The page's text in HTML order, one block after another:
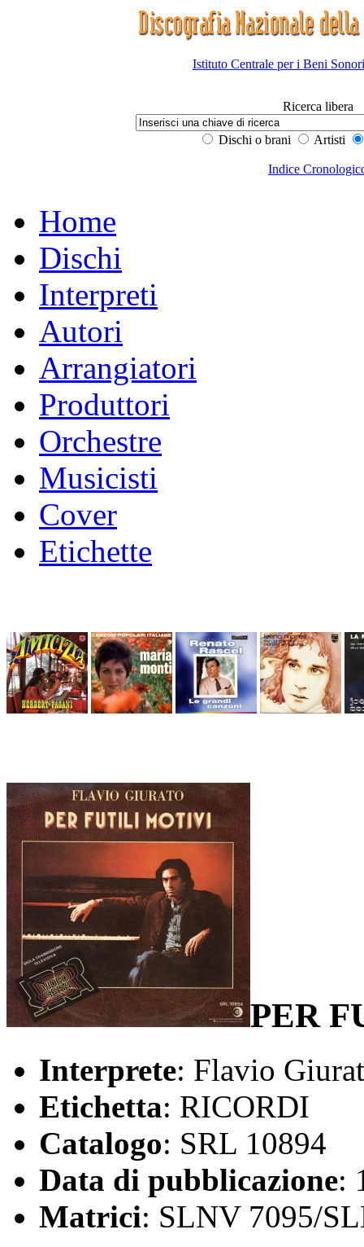
Istituto Centrale per i Beni
Ricerca libera
Dischi o brani Artisti
Indice
Home
Dischi
Interpreti
Autori
Arrangiatori
Produttori
Orchestre
Musicisti
Cover
Etichette
PER
Interprete: Flavio
Etichetta: RICORDI
Catalogo: SRL 10894
Data di pubblicazione:
Matrici: SLNV 7095/